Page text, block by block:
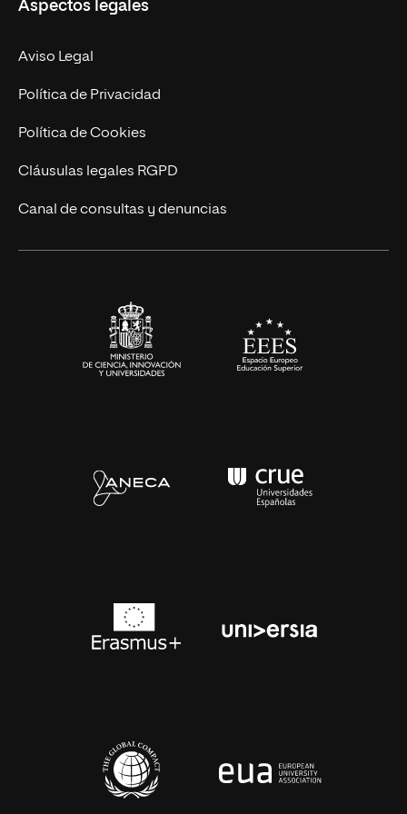
Empresa
MBA
Marketing y Comunicación
Ingeniería
Diseño
Ciencias de la Salud
Nuestro Equipo
Contacto
Aspectos legales
Aviso Legal
Política de Privacidad
Política de Cookies
Cláusulas legales RGPD
Canal de consultas y denuncias